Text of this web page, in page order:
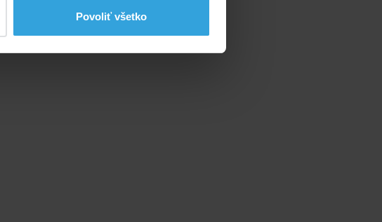
Povoliť všetko